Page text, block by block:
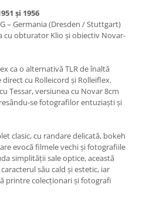
și 1956
– Germania (Dresden / Stuttgart)
cu obturator Klio și obiectiv Novar-
ca o alternativă TLR de înaltă
cu Rolleicord și Rolleiflex.
Tessar, versiunea cu Novar 8cm
se fotografilor entuziaști și
clasic, cu randare delicată, bokeh
evocă filmele vechi și fotografiile
simplității sale optice, această
său cald și estetic, iar
printre colecționari și fotografi